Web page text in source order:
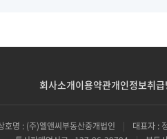
회사소개이용약관개인정보취급
호명 : (주)엘앤씨부동산중개법인 | 대표자 :